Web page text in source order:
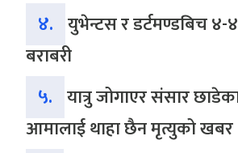
४. युभेन्टस र डर्टमण्डबिच ४-
बराबरी
५. यात्रु जोगाएर संसार
आमालाई थाहा छैन मृत्युको खबर